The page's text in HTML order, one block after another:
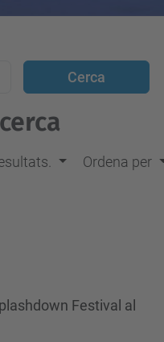
Ordena per
Festival al